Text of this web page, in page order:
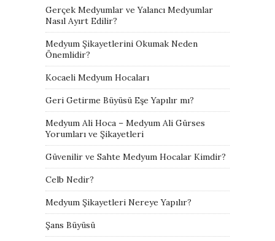
Gerçek Medyumlar ve Yalancı Medyumlar
Nasıl Ayırt Edilir?
Medyum Şikayetlerini Okumak Neden
Önemlidir?
Kocaeli Medyum Hocaları
Geri Getirme Büyüsü Eşe Yapılır mı?
Medyum Ali Hoca – Medyum Ali Gürses
Yorumları ve Şikayetleri
Güvenilir ve Sahte Medyum Hocalar Kimdir?
Celb Nedir?
Medyum Şikayetleri Nereye Yapılır?
Şans Büyüsü